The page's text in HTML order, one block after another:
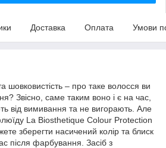
Доставка Оплата Умови
шовковистість – про таке волосся ви
Звісно, саме таким воно і є на час,
від вимивання та не вигорають. Але
La Biosthetique Colour Protection
зберегти насичений колір та блиск
після фарбування. Засіб з